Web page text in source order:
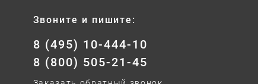
Звоните и пишите:
8 (495) 10-444-10
8 (800) 505-21-45